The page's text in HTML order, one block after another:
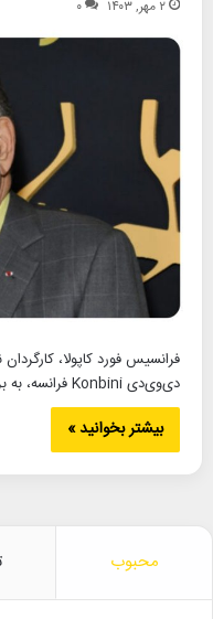
۲ مهر, ۱۴۰۳ ۰
فرانسیس فورد کاپولا،
دی‌وی‌دی Konbini فرانسه، به بررسی تأثیر سینمای ایتالیا پس…
بیشتر بخوانید »
محبوب